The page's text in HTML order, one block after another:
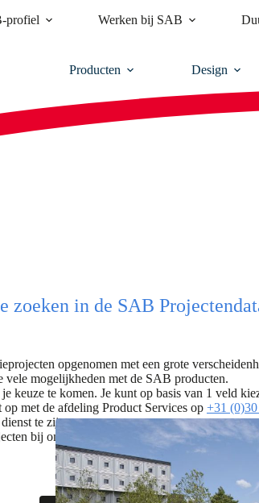
profiel Werken bij SAB
Producten Design
zoeken in de SAB
opgenomen met een grote
mogelijkheden met de SAB producten.
keuze te komen. Je kunt op basis van 1 veld
met de afdeling Product Services op +31
te zijn.
bij ons aanmelden voor plaatsing op de